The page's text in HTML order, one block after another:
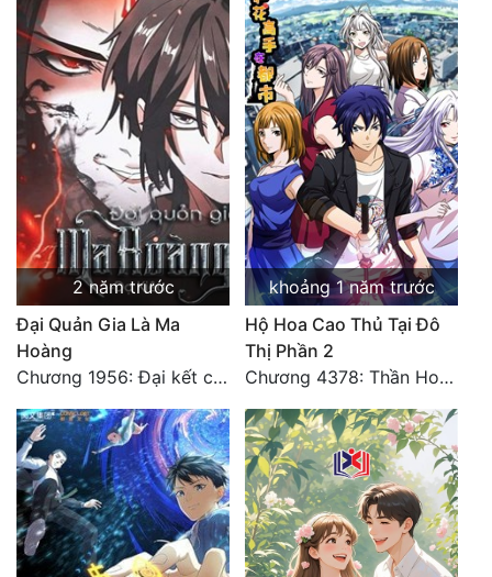
2 năm trước
Đại Quản Gia Là Ma
Hoàng
Chương 1956: Đại kết cục
khoảng 1 năm trước
Hộ Hoa Cao Thủ Tại Đô
Thị Phần 2
Chương 4378: Thần Hoàng Hạ Thiên (Đại kết cục) (03)